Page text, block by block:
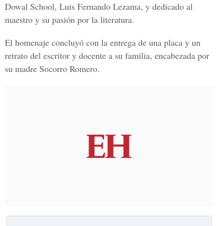
Dowal School, Luis Fernando Lezama, y dedicado al
maestro y su pasión por la literatura.
El homenaje concluyó con la entrega de una placa y un
retrato del escritor y docente a su familia, encabezada por
su madre Socorro Romero.